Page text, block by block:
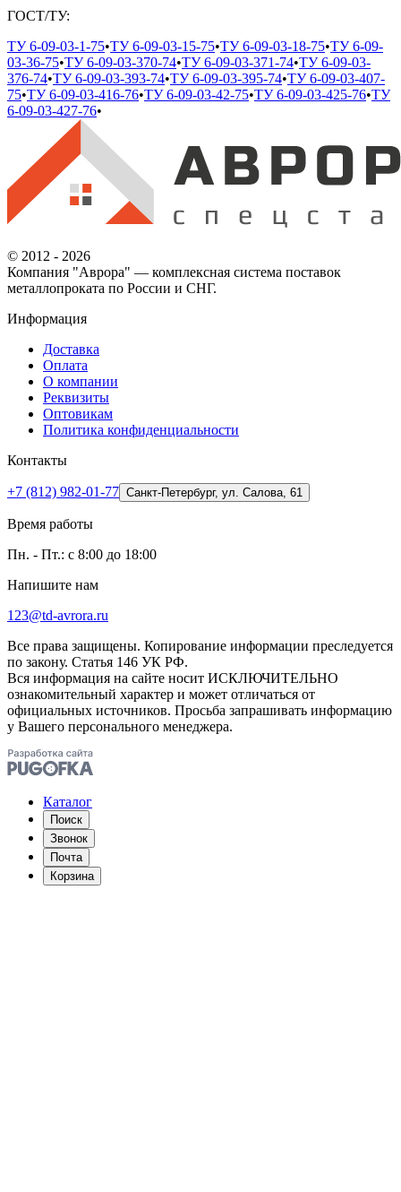
ГОСТ/ТУ:
ТУ 6-09-03-1-75•ТУ 6-09-03-15-75•ТУ 6-09-03-18-75•ТУ 6-09-
03-36-75•ТУ 6-09-03-370-74•ТУ 6-09-03-371-74•ТУ 6-09-03-
376-74•ТУ 6-09-03-393-74•ТУ 6-09-03-395-74•ТУ 6-09-03-407-
75•ТУ 6-09-03-416-76•ТУ 6-09-03-42-75•ТУ 6-09-03-425-76•ТУ
6-09-03-427-76•
© 2012 - 2026
Компания "Аврора" — комплексная система поставок
металлопроката по России и СНГ.
Информация
Доставка
Оплата
О компании
Реквизиты
Оптовикам
Политика конфиденциальности
Контакты
+7 (812) 982-01-77 Санкт-Петербург, ул. Салова, 61
Время работы
Пн. - Пт.: с 8:00 до 18:00
Напишите нам
123@td-avrora.ru
Все права защищены. Копирование информации преследуется
по закону. Статья 146 УК РФ.
Вся информация на сайте носит ИСКЛЮЧИТЕЛЬНО
ознакомительный характер и может отличаться от
официальных источников. Просьба запрашивать информацию
у Вашего персонального менеджера.
Каталог
Поиск
Звонок
Почта
Корзина